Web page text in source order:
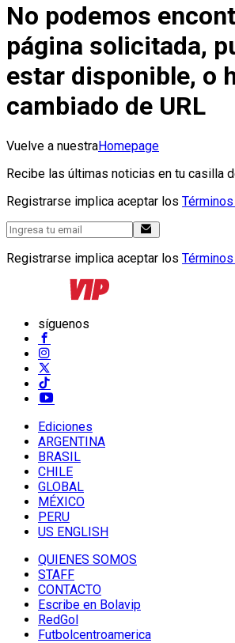
No podemos
página solicitada,
estar disponible, o
cambiado de URL
Vuelve a nuestraHomepage
Recibe las últimas noticias en tu casilla
Registrarse implica aceptar los
Registrarse implica aceptar los
síguenos
Ediciones
ARGENTINA
BRASIL
CHILE
GLOBAL
MÉXICO
PERU
US ENGLISH
QUIENES SOMOS
STAFF
CONTACTO
Escribe en Bolavip
RedGol
Futbolcentroamerica